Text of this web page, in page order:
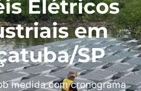
Elétricos
em
SP
medida com cronograma